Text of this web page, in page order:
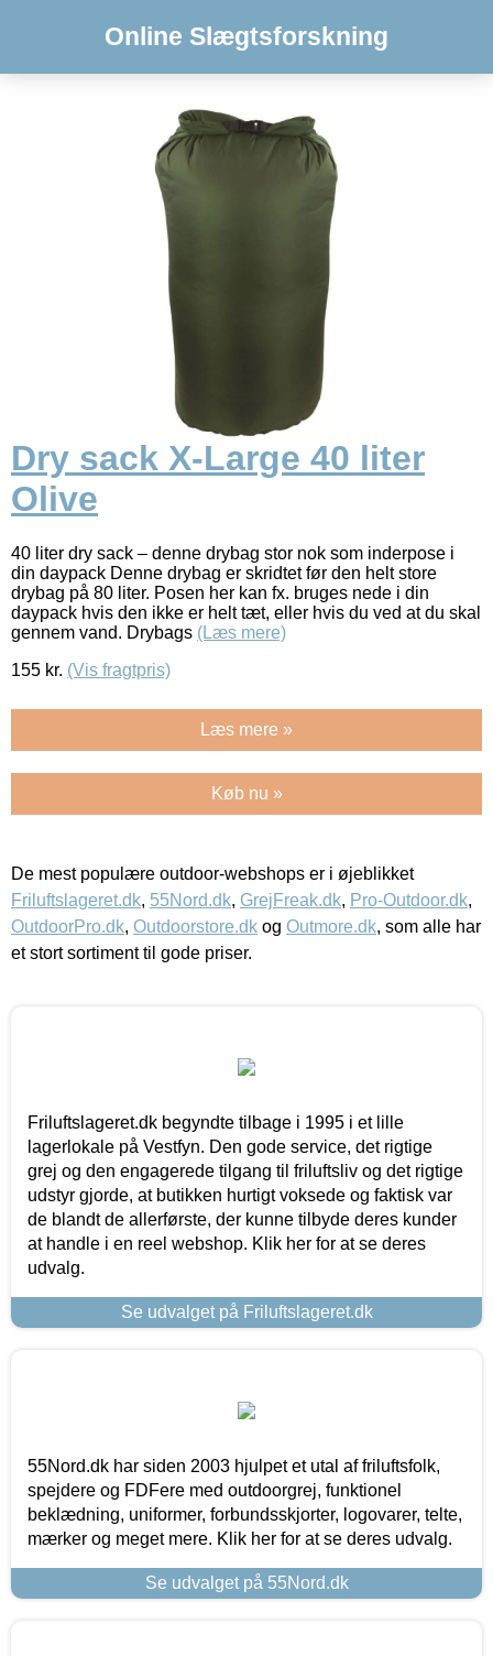
Online Slægtsforskning
Dry sack X-Large 40 liter
Olive
40 liter dry sack – denne drybag stor nok som inderpose i
din daypack Denne drybag er skridtet før den helt store
drybag på 80 liter. Posen her kan fx. bruges nede i din
daypack hvis den ikke er helt tæt, eller hvis du ved at du skal
gennem vand. Drybags (Læs mere)
155 kr. (Vis fragtpris)
Læs mere »
Køb nu »
De mest populære outdoor-webshops er i øjeblikket
Friluftslageret.dk, 55Nord.dk, GrejFreak.dk, Pro-Outdoor.dk,
OutdoorPro.dk, Outdoorstore.dk og Outmore.dk, som alle har
et stort sortiment til gode priser.
Friluftslageret.dk begyndte tilbage i 1995 i et lille
lagerlokale på Vestfyn. Den gode service, det rigtige
grej og den engagerede tilgang til friluftsliv og det rigtige
udstyr gjorde, at butikken hurtigt voksede og faktisk var
de blandt de allerførste, der kunne tilbyde deres kunder
at handle i en reel webshop. Klik her for at se deres
udvalg.
Se udvalget på Friluftslageret.dk
55Nord.dk har siden 2003 hjulpet et utal af friluftsfolk,
spejdere og FDFere med outdoorgrej, funktionel
beklædning, uniformer, forbundsskjorter, logovarer, telte,
mærker og meget mere. Klik her for at se deres udvalg.
Se udvalget på 55Nord.dk